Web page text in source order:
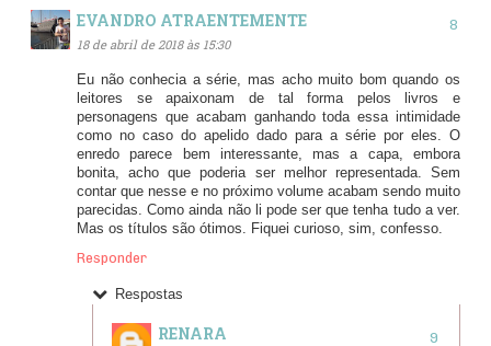
EVANDRO ATRAENTEMENTE
18 de abril de 2018 às 15:30
Eu não conhecia a série, mas acho muito bom quando os
leitores se apaixonam de tal forma pelos livros e
personagens que acabam ganhando toda essa intimidade
como no caso do apelido dado para a série por eles. O
enredo parece bem interessante, mas a capa, embora
bonita, acho que poderia ser melhor representada. Sem
contar que nesse e no próximo volume acabam sendo muito
parecidas. Como ainda não li pode ser que tenha tudo a ver.
Mas os títulos são ótimos. Fiquei curioso, sim, confesso.
Responder
Respostas
RENARA